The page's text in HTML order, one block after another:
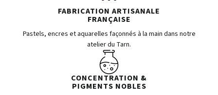
FABRICATION ARTISANALE
FRANÇAISE
Pastels, encres et aquarelles façonnés à la main dans notre
atelier du Tarn.
CONCENTRATION &
PIGMENTS NOBLES